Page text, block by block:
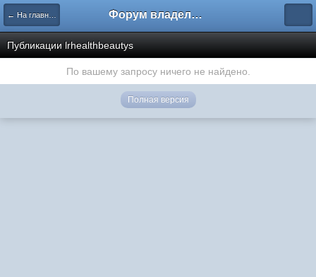
← На главную Форум владельцев интернет-магазинов
Публикации lrhealthbeautys
По вашему запросу ничего не найдено.
Полная версия